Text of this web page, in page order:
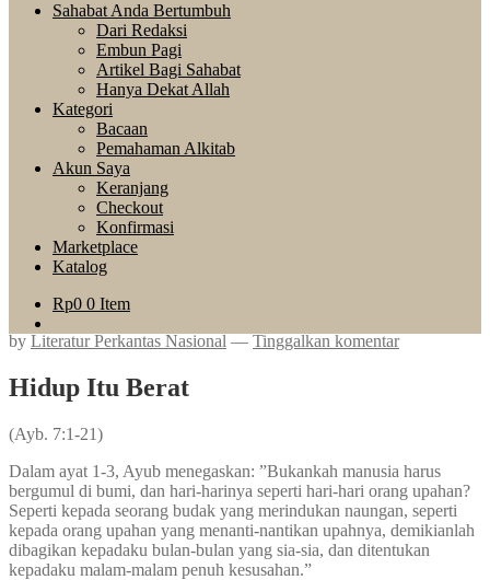
Sahabat Anda Bertumbuh
Dari Redaksi
Embun Pagi
Artikel Bagi Sahabat
Hanya Dekat Allah
Kategori
Bacaan
Pemahaman Alkitab
Akun Saya
Keranjang
Checkout
Konfirmasi
Marketplace
Katalog
Rp0 0 Item
by Literatur Perkantas Nasional — Tinggalkan komentar
Hidup Itu Berat
(Ayb. 7:1-21)
Dalam ayat 1-3, Ayub menegaskan: ”Bukankah manusia harus
bergumul di bumi, dan hari-harinya seperti hari-hari orang upahan?
Seperti kepada seorang budak yang merindukan naungan, seperti
kepada orang upahan yang menanti-nantikan upahnya, demikianlah
dibagikan kepadaku bulan-bulan yang sia-sia, dan ditentukan
kepadaku malam-malam penuh kesusahan.”